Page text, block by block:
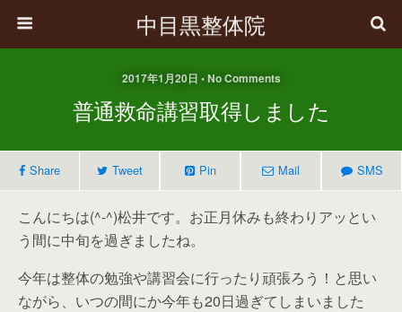
中目黒整体院
2017年1月20日 • No Comments
普通救命講習取得しました
Share Tweet Pin Mail SMS
こんにちは(^-^)松井です。お正月休みも終わりアッとい
う間に中旬を過ぎましたね。
今年は整体の勉強や講習会に行ったり頑張ろう！と思い
ながら、いつの間にか今年も20日過ぎてしまいました